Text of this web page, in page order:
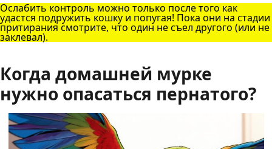
Ослабить контроль можно только после того как
удастся подружить кошку и попугая! Пока они на стадии
притирания смотрите, что один не съел другого (или не
заклевал).
Когда домашней мурке
нужно опасаться пернатого?